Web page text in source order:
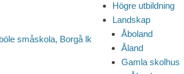
småskola, Borgå lk
Högre utbildning
Landskap
Åboland
Åland
Gamla skolhus